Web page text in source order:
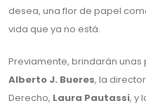
desea, una flor de papel
vida que ya no está.
Previamente, brindarán
Alberto J. Bueres, la
Derecho, Laura Pautassi, y